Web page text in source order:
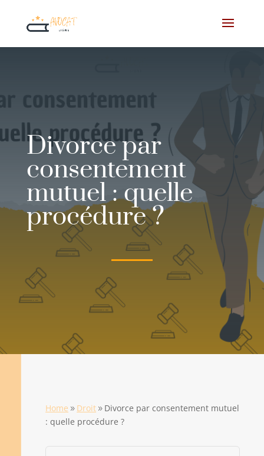
Divorce par
consentement
mutuel : quelle
procédure ?
Home 9 Droit 9 Divorce par consentement mutuel
: quelle procédure ?